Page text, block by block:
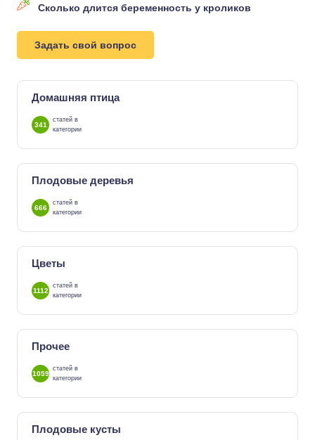
Сколько длится беременность у кроликов
Задать свой вопрос
Домашняя птица
341
статей в
категории
Плодовые деревья
666
статей в
категории
Цветы
1112
статей в
категории
Прочее
1059
статей в
категории
Плодовые кусты